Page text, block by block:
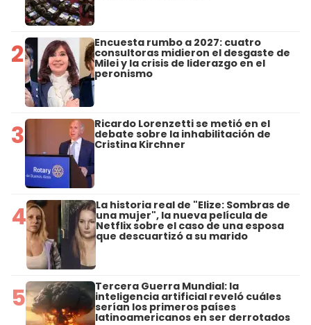
2 Encuesta rumbo a 2027: cuatro
consultoras midieron el desgaste de
Milei y la crisis de liderazgo en el
peronismo
3 Ricardo Lorenzetti se metió en el
debate sobre la inhabilitación de
Cristina Kirchner
4 La historia real de "Elize: Sombras de
una mujer", la nueva película de
Netflix sobre el caso de una esposa
que descuartizó a su marido
5 Tercera Guerra Mundial: la
inteligencia artificial reveló cuáles
serían los primeros países
latinoamericanos en ser derrotados